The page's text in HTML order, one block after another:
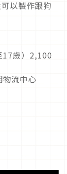
以製作跟狗
17歲）2,100
物流中心